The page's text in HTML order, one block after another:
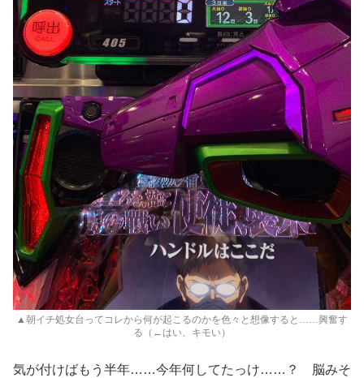
▲朝イチ処女台ってコレから何が起こるのかを色々と想像すると……興奮す
る（←はい、キモい）
気が付けばもう半年……今年何してたっけ……？ 脳みそ